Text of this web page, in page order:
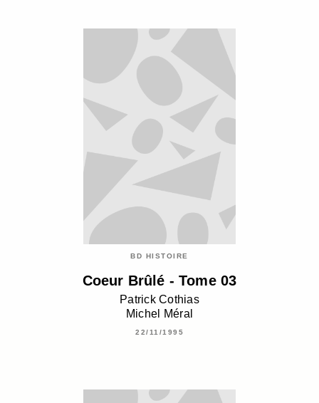
BD HISTOIRE
Coeur Brûlé - Tome 03
Patrick Cothias
Michel Méral
22/11/1995